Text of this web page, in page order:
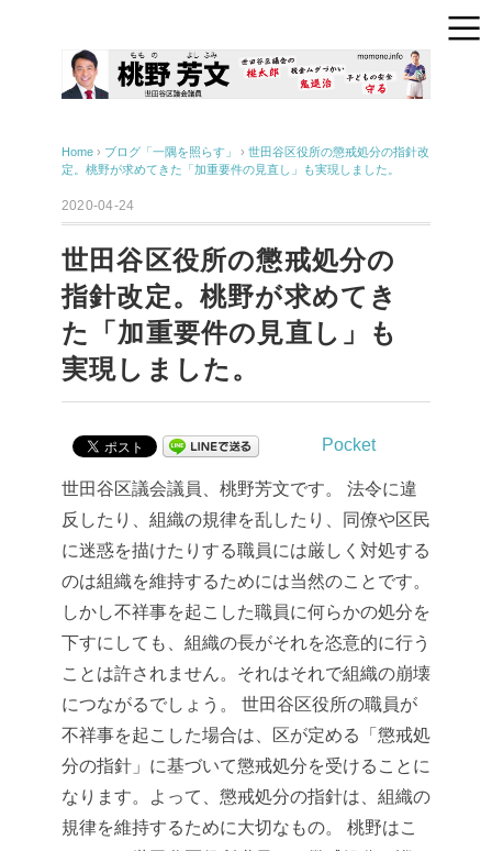
Home › ブログ「一隅を照らす」 › 世田谷区役所の懲戒処分の指針改
定。桃野が求めてきた「加重要件の見直し」も実現しました。
2020-04-24
世田谷区役所の懲戒処分の
指針改定。桃野が求めてき
た「加重要件の見直し」も
実現しました。
Pocket
世田谷区議会議員、桃野芳文です。
法令に違
反したり、組織の規律を乱したり、同僚や区民
に迷惑を描けたりする職員には厳しく対処する
のは組織を維持するためには当然のことです。
しかし不祥事を起こした職員に何らかの処分を
下すにしても、組織の長がそれを恣意的に行う
ことは許されません。それはそれで組織の崩壊
につながるでしょう。
世田谷区役所の職員が
不祥事を起こした場合は、区が定める「懲戒処
分の指針」に基づいて懲戒処分を受けることに
なります。よって、懲戒処分の指針は、組織の
規律を維持するために大切なもの。
桃野はこ